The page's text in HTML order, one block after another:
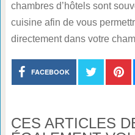
chambres d’hôtels sont
cuisine afin de vous
directement dans votre
FACEBOOK
CES ARTICLES